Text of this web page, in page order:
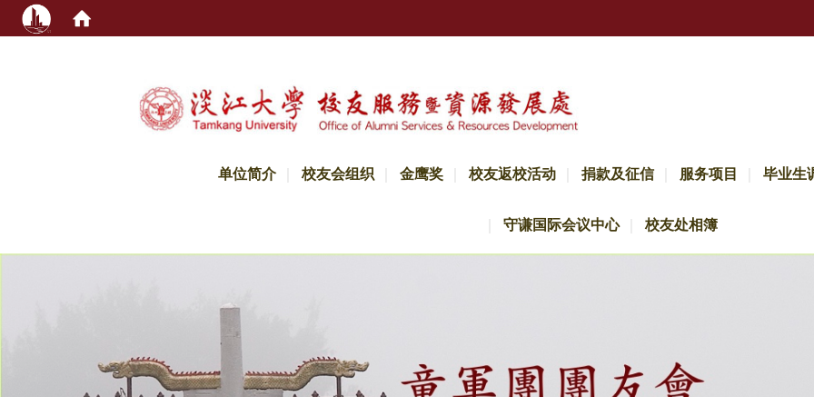
单位简介 校友会组织 金鹰奖 校友返校活动 捐款及征信 服务项目 毕业生
守谦国际会议中心 校友处相簿